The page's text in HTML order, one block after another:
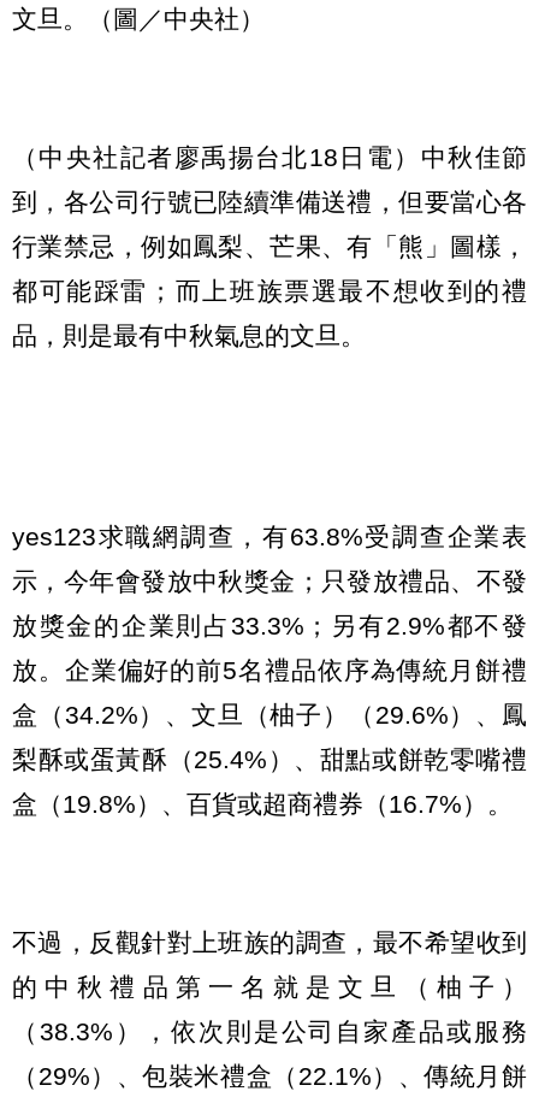
文旦。（圖／中央社）
（中央社記者廖禹揚台北18日電）中秋佳節
到，各公司行號已陸續準備送禮，但要當心各
行業禁忌，例如鳳梨、芒果、有「熊」圖樣，
都可能踩雷；而上班族票選最不想收到的禮
品，則是最有中秋氣息的文旦。
yes123求職網調查，有63.8%受調查企業表
示，今年會發放中秋獎金；只發放禮品、不發
放獎金的企業則占33.3%；另有2.9%都不發
放。企業偏好的前5名禮品依序為傳統月餅禮
盒（34.2%）、文旦（柚子）（29.6%）、鳳
梨酥或蛋黃酥（25.4%）、甜點或餅乾零嘴禮
盒（19.8%）、百貨或超商禮券（16.7%）。
不過，反觀針對上班族的調查，最不希望收到
的中秋禮品第一名就是文旦（柚子）
（38.3%），依次則是公司自家產品或服務
（29%）、包裝米禮盒（22.1%）、傳統月餅